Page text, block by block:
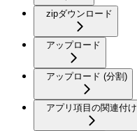
zipダウンロード
アップロード
アップロード (分割)
アプリ項目の関連付け